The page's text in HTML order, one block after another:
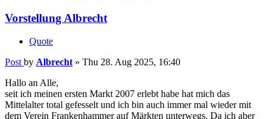
Vorstellung Albrecht
Quote
Post by Albrecht » Thu 28. Aug 2025, 16:40
Hallo an Alle,
seit ich meinen ersten Markt 2007 erlebt habe hat mich das
Mittelalter total gefesselt und ich bin auch immer mal wieder mit
dem Verein Frankenhammer auf Märkten unterwegs. Da ich aber